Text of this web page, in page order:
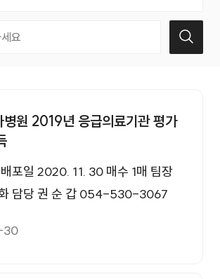
병원 2019년 응급의료기관 평가
포일 2020. 11. 30 매수 1매 팀장
담당 권 순 갑 054-530-3067
상주적십자병원(원장 이상수)은
30